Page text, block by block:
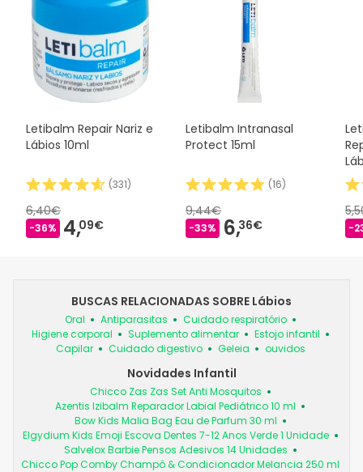
Letibalm Repair Nariz e
Lábios 10ml
(331)
6,40€
-36% 4,09€
Letibalm Intranasal
Protect 15ml
(16)
9,44€
-33% 6,36€ -
BUSCAS RELACIONADAS SOBRE Lábios
Oral Antiparasitas
Cuidado respiratório
Higiene corporal
Suplemento alimentar
Estojo infantil
Capilar
Cuidado digestivo Geleia ouvidos
Novidades Infantil
Chicco Zas Zas Set Anti Mosquitos
Azentis Izibalm Reparador Labial Pediátrico 10 ml
Bow Kids Malia Bag Eau de Parfum 30 ml
Elgydium Kids Emoji Escova Dentes 7-12 Anos Verde 1 Unidade
Salvelox Barbie Pensos Adesivos 14 Unidades
Chicco Pop Comby Champô & Condicionador Melancia 250 ml